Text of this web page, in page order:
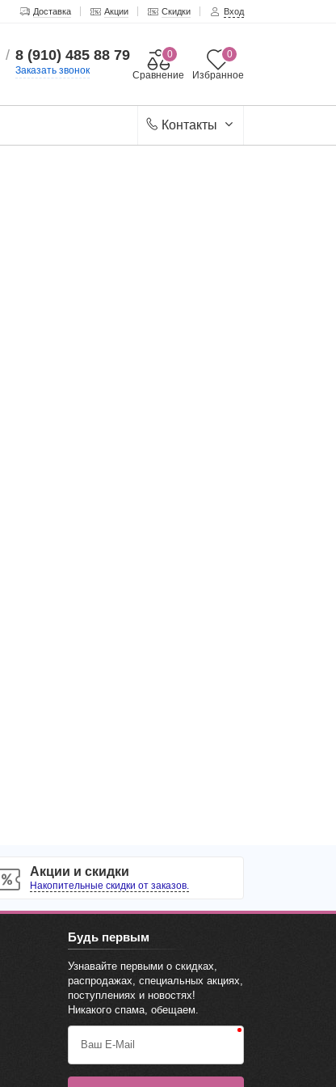
Доставка Акции Скидки Вход
/ 8 (910) 485 88 79
Заказать звонок Избранное
0
Сравнение
0
Контакты
Акции и скидки
Накопительные скидки от заказов.
Будь первым
Узнавайте первыми о скидках,
распродажах, специальных акциях,
поступлениях и новостях!
Никакого спама, обещаем.
Ваш E-Mail